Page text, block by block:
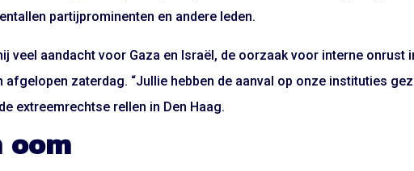
partijprominenten en andere leden.
veel aandacht voor Gaza en Israël, de oorzaak voor interne onrust
afgelopen zaterdag. “Jullie hebben de aanval op onze instituties
extreemrechtse rellen in Den Haag.
oom